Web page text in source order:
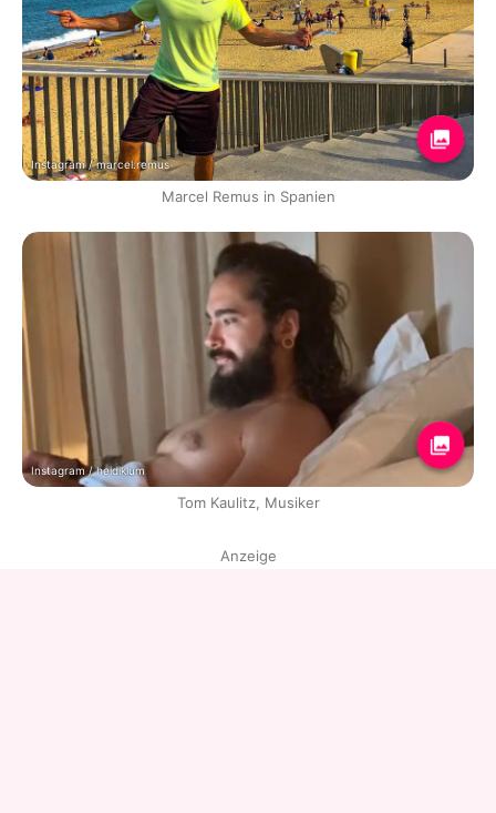
Instagram / marcel.remus
Marcel Remus in Spanien
Instagram / heidiklum
Tom Kaulitz, Musiker
Anzeige